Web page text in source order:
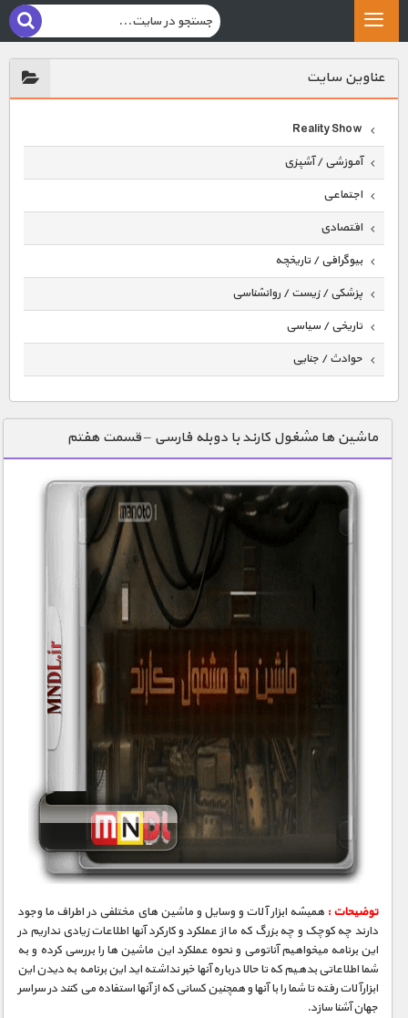
عناوين سايت
Reality Show
آموزشی / آشپزی
اجتماعی
اقتصادی
بیوگرافی / تاریخچه
پزشکی / زیست / روانشناسی
تاریخی / سیاسی
حوادث / جنایی
دنیای خوراکی ها
زمین شناسی / محیط زیست
سازه/ معماری/ مهندسی
سرگرمی
مسابقات / ورزشی
مستند های اختصاصی
ماشین ها مشغول کارند با دوبله فارسی – قسمت هفتم
توضیحات : همیشه ابزار آلات و وسایل و ماشین های مختلفی در اطراف ما وجود
دارند چه کوچک و چه بزرگ که ما از عملکرد و کارکرد آنها اطلاعات زیادی نداریم در
این برنامه میخواهیم آناتومی و نحوه عملکرد این ماشین ها را بررسی کرده و به
شما اطلاعاتی بدهیم که تا حالا درباره آنها خبر نداشته اید این برنامه به دیدن این
ابزارآلات رفته تا شما را با آنها و همچنین کسانی که از آنها استفاده می کنند در سراسر
جهان آشنا سازد.